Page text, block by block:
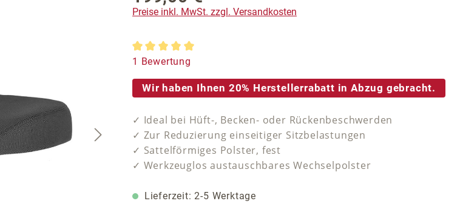
Preise inkl. MwSt. zzgl. Versandkosten
Durchschnittliche Bewertung von 5 von 5 Sternen
1 Bewertung
Wir haben Ihnen 20% Herstellerrabatt in Abzug gebracht.
✓ Ideal bei Hüft-, Becken- oder Rückenbeschwerden
✓ Zur Reduzierung einseitiger Sitzbelastungen
✓ Sattelförmiges Polster, fest
✓ Werkzeuglos austauschbares Wechselpolster
Lieferzeit: 2-5 Werktage